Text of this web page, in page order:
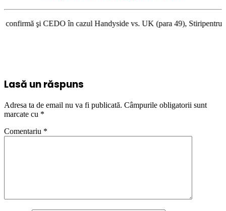
în cazul Handyside vs. UK (para 49), Stiripentruviata.ro
Lasă un răspuns
Adresa ta de email nu va fi publicată. Câmpurile obligatorii sunt
marcate cu *
Comentariu *